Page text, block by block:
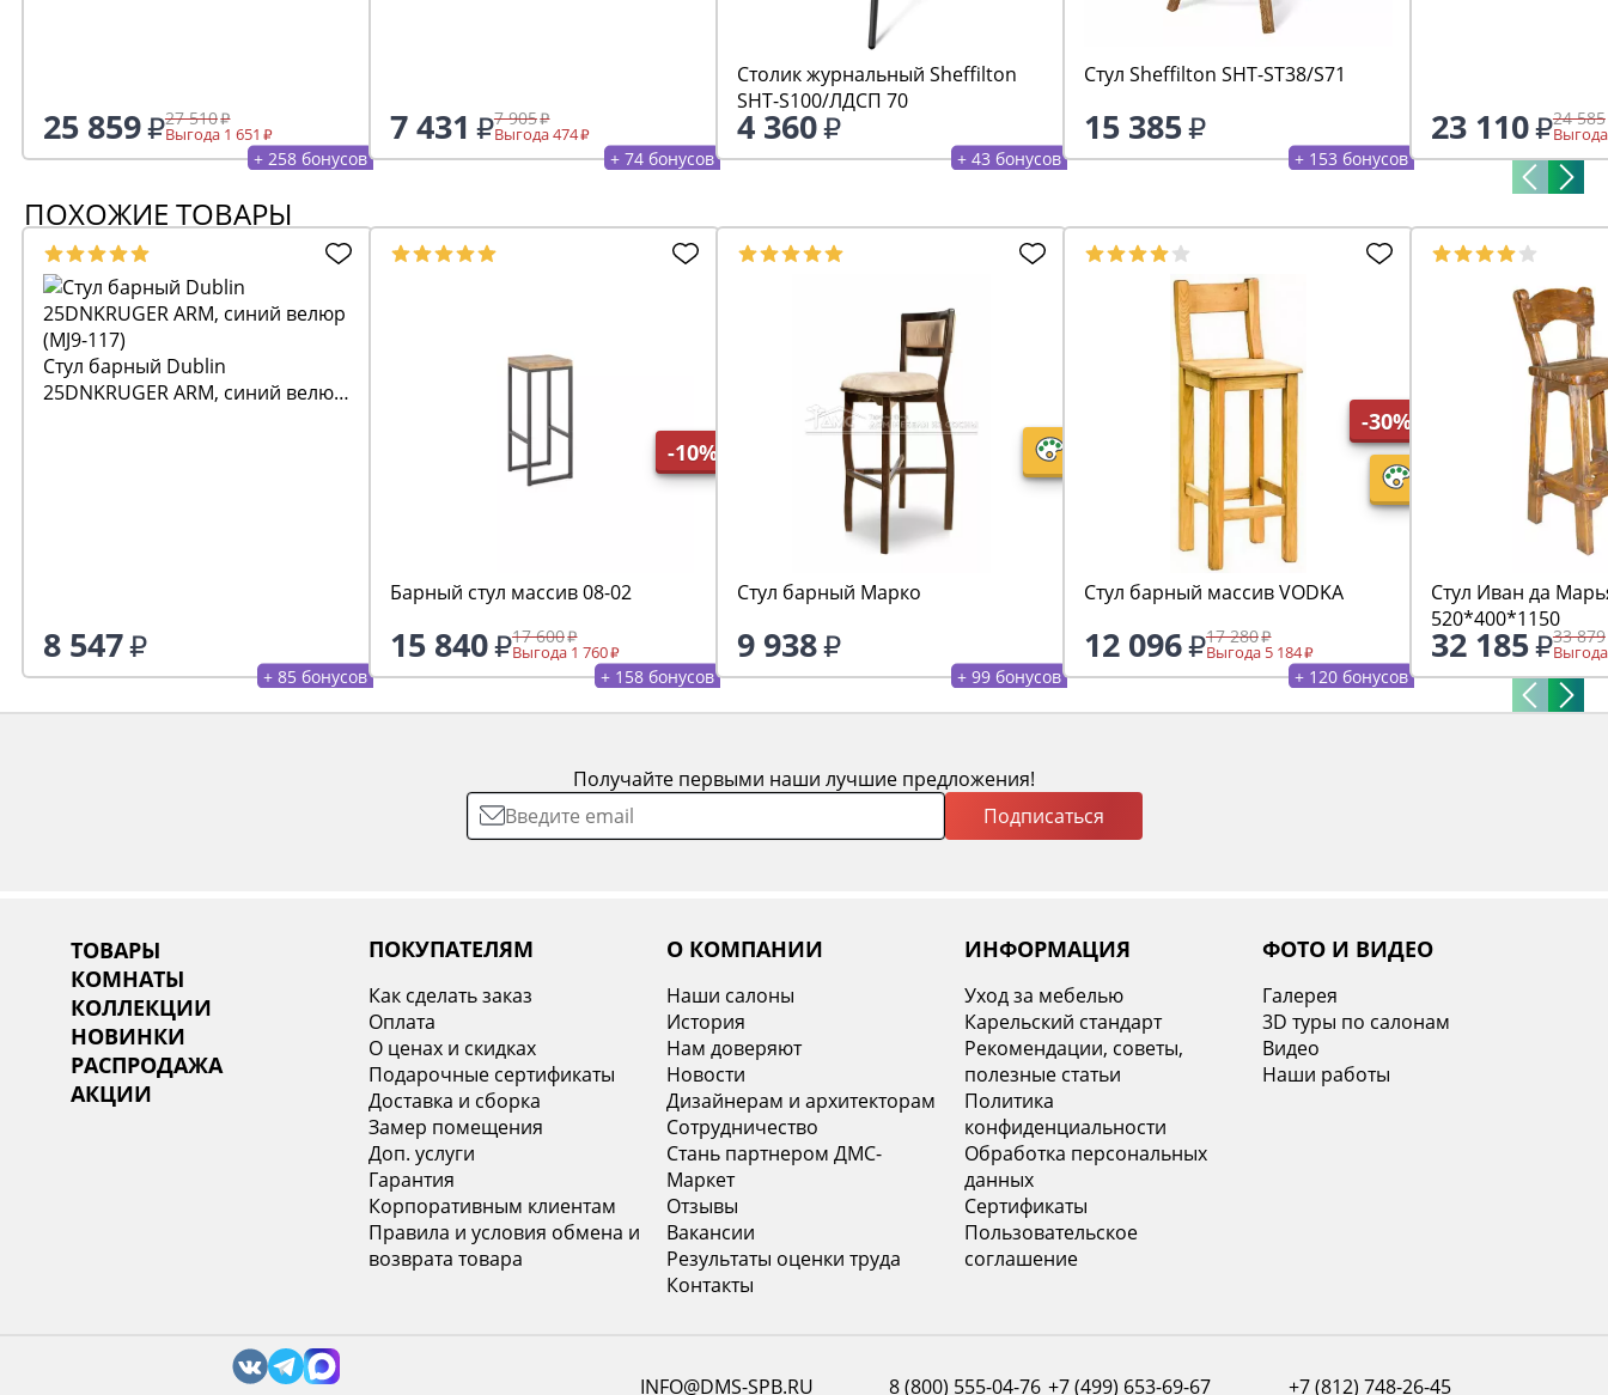
25 859 27 510
Выгода 1 651
+ 258 бонусов
7 431 7 905
Выгода 474
+ 74 бонусов
Столик журнальный Sheffilton
SHT-S100/ЛДСП 70
4 360
+ 43 бонусов
Стул Sheffilton SHT-ST38/S71
15 385
+ 153 бонусов
23 110 24 585
ПОХОЖИЕ ТОВАРЫ
Стул барный Dublin
25DNKRUGER ARM, синий велюр
8 547
+ 85 бонусов
-10%
Барный стул массив 08-02
15 840 17 600
Выгода 1 760
+ 158 бонусов
Стул барный Марко
9 938
+ 99 бонусов
-30%
Стул барный массив VODKA
12 096 17 280
Выгода 5 184
+ 120 бонусов
Стул Иван да
520*400*1150
32 185 33 879
Получайте первыми наши лучшие предложения!
Подписаться
ТОВАРЫ
КОМНАТЫ
КОЛЛЕКЦИИ
НОВИНКИ
РАСПРОДАЖА
АКЦИИ
ПОКУПАТЕЛЯМ
Как сделать заказ
Оплата
О ценах и скидках
Подарочные сертификаты
Доставка и сборка
Замер помещения
Доп. услуги
Гарантия
Корпоративным клиентам
Правила и условия обмена и
возврата товара
О КОМПАНИИ
Наши салоны
История
Нам доверяют
Новости
Дизайнерам и архитекторам
Сотрудничество
Стань партнером ДМС-
Маркет
Отзывы
Вакансии
Результаты оценки труда
Контакты
ИНФОРМАЦИЯ
Уход за мебелью
Карельский стандарт
Рекомендации, советы,
полезные статьи
Политика
конфиденциальности
Обработка персональных
данных
Сертификаты
Пользовательское
соглашение
ФОТО И ВИДЕО
Галерея
3D туры по салонам
Видео
Наши работы
INFO@DMS-SPB.RU 8 (800) 555-04-76 +7 (499) 653-69-67 +7 (812) 748-26-45